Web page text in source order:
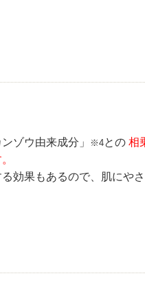
ゾウ由来成分」 ※4との 相
効果もあるので、肌にや